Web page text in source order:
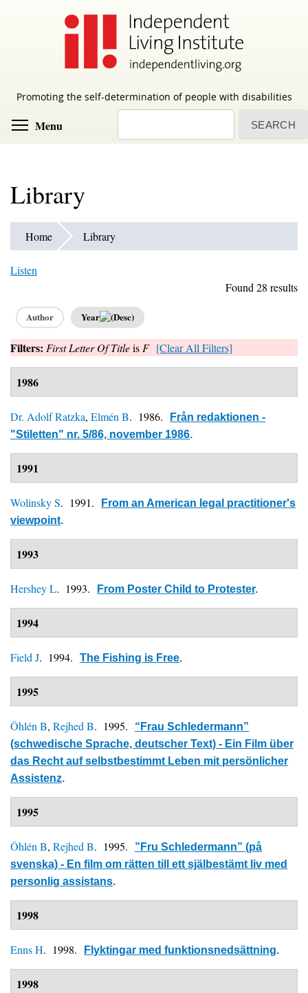
Promoting the self-determination of people with disabilities
Menu
Library
Home Library
Listen
Found 28 results
Author Year
Filters: First Letter Of Titleis F [Clear All Filters]
1986
Dr. Adolf Ratzka, Elmén B. 1986.
Från redaktionen -
"Stiletten" nr. 5/86, november 1986.
1991
Wolinsky S. 1991.
From an American legal practitioner's
viewpoint.
1993
Hershey L. 1993. From Poster Child to Protester.
1994
Field J. 1994. The Fishing is Free.
1995
Öhlén B, Rejhed B. 1995.
“Frau Schledermann”
(schwedische Sprache, deutscher Text) - Ein Film über
das Recht auf selbstbestimmt Leben mit persönlicher
Assistenz.
1995
Öhlén B, Rejhed B. 1995.
”Fru Schledermann” (på
svenska) - En film om rätten till ett själbestämt liv med
personlig assistans.
1998
Enns H. 1998. Flyktingar med funktionsnedsättning.
1998